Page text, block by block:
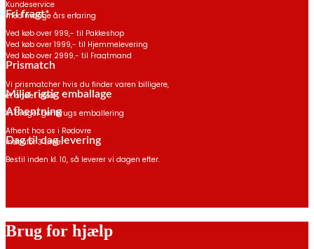
Kundeservice
med mange års erfaring
Fri fragt*
Ved køb over 999,- til Pakkeshop
Ved køb over 1999,- til Hjemmelevering
Ved køb over 2999,- til Fragtmand
*Gælder ikke havemøbler
Prismatch
Vi prismatcher hvis du finder varen billigere,
et andet sted
Miljø rigtig emballage
Vi bruger genbrugs emballering
Afhentning
Afhent hos os i Rødovre
Indenfor 3 timer
Dag til dag levering
Bestil inden kl. 10, så leverer vi dagen efter.
Brug for hjælp